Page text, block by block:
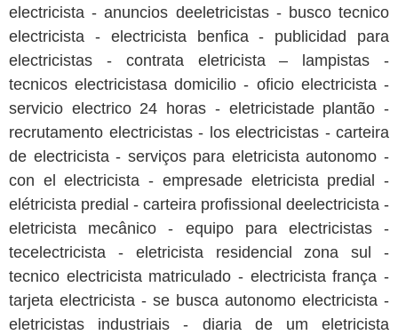
electricista - anuncios deeletricistas - busco tecnico
electricista - electricista benfica - publicidad para
electricistas - contrata eletricista – lampistas -
tecnicos electricistasa domicilio - oficio electricista -
servicio electrico 24 horas - eletricistade plantão -
recrutamento electricistas - los electricistas - carteira
de electricista - serviços para eletricista autonomo -
con el electricista - empresade eletricista predial -
elétricista predial - carteira profissional deelectricista -
eletricista mecânico - equipo para electricistas -
tecelectricista - eletricista residencial zona sul -
tecnico electricista matriculado - electricista frança -
tarjeta electricista - se busca autonomo electricista -
eletricistas industriais - diaria de um eletricista